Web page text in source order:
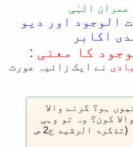
عمران الہٰی
الوجود اور دیو
اکابر
کا معنی :
نے ايک زانيہ عورت
ہو؟ کرنے والا
کون؟ وہ تو وہی
ہے" استغفراللہ (تذکرۃ الرشيد ج2 ص